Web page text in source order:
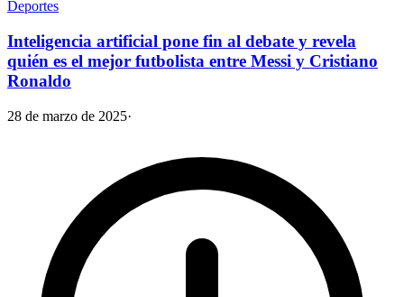
Deportes
Inteligencia artificial pone fin al debate y revela
quién es el mejor futbolista entre Messi y Cristiano
Ronaldo
28 de marzo de 2025·